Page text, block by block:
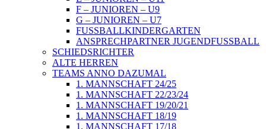
F – JUNIOREN – U9
G – JUNIOREN – U7
FUSSBALLKINDERGARTEN
ANSPRECHPARTNER JUGENDFUSSBALL
SCHIEDSRICHTER
ALTE HERREN
TEAMS ANNO DAZUMAL
1. MANNSCHAFT 24/25
1. MANNSCHAFT 22/23/24
1. MANNSCHAFT 19/20/21
1. MANNSCHAFT 18/19
1. MANNSCHAFT 17/18